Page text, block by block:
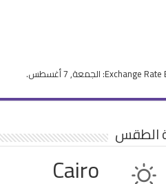
Exchange Rate: الجمعة, 7 أغسطس.
الطقس
Cairo